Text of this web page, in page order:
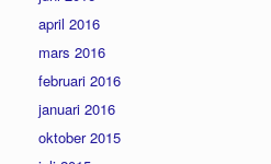
april 2016
mars 2016
februari 2016
januari 2016
oktober 2015